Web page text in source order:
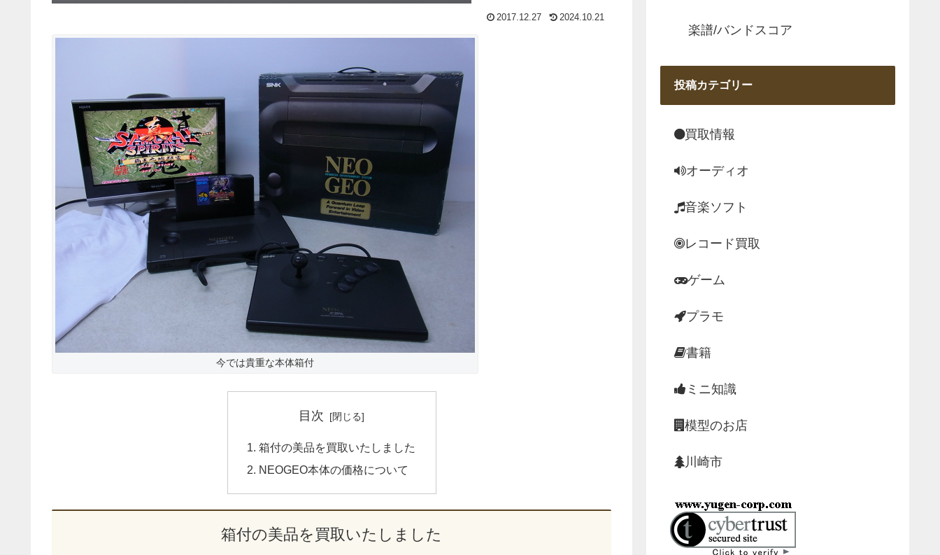
2017.12.27 2024.10.21
今では貴重な本体箱付
目次
箱付の美品を買取いたしました
NEOGEO本体の価格について
箱付の美品を買取いたしました
楽譜/バンドスコア
投稿カテゴリー
買取情報
オーディオ
音楽ソフト
レコード買取
ゲーム
プラモ
書籍
ミニ知識
模型のお店
川崎市